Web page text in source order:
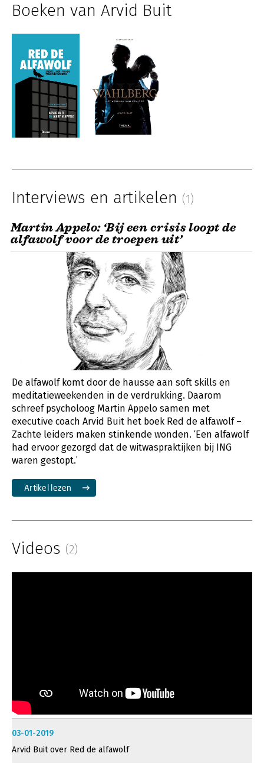
Boeken van Arvid Buit
Interviews en artikelen (1)
Martin Appelo: ‘Bij een crisis loopt de
alfawolf voor de troepen uit’
De alfawolf komt door de hausse aan soft skills en
meditatieweekenden in de verdrukking. Daarom
schreef psycholoog Martin Appelo samen met
executive coach Arvid Buit het boek Red de alfawolf –
Zachte leiders maken stinkende wonden. ‘Een alfawolf
had ervoor gezorgd dat de witwaspraktijken bij ING
waren gestopt.’
Artikel lezen
Videos (2)
03-01-2019
Arvid Buit over Red de alfawolf